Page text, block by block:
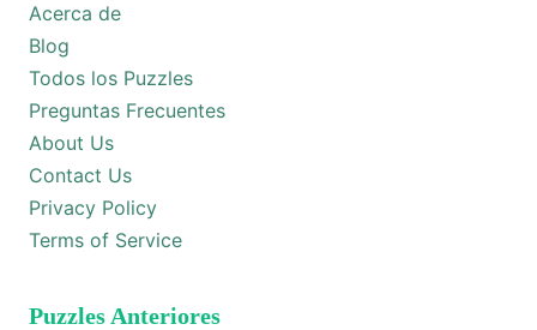
Acerca de
Blog
Todos los Puzzles
Preguntas Frecuentes
About Us
Contact Us
Privacy Policy
Terms of Service
Puzzles Anteriores